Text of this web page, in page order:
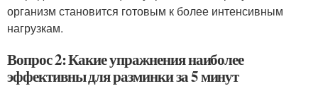
организм становится готовым к более интенсивным
нагрузкам.
Вопрос 2: Какие упражнения наиболее
эффективны для разминки за 5 минут